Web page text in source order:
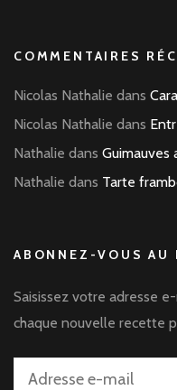
COMMENTAIRES
Nicolas Nathalie dans
Nicolas Nathalie dans
Nathalie dans Guimauves
Nathalie dans Tarte
ABONNEZ-VOUS AU
Saisissez votre adresse
chaque nouvelle recette
Adresse